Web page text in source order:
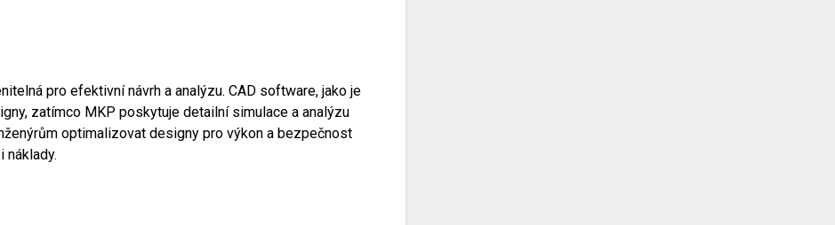
pro efektivní návrh a analýzu. CAD software, jako je
zatímco MKP poskytuje detailní simulace a analýzu
optimalizovat designy pro výkon a bezpečnost
náklady.